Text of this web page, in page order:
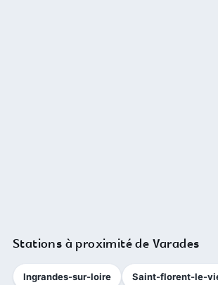
Stations à proximité de Varades
Ingrandes-sur-loire Saint-florent-le-